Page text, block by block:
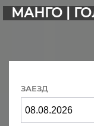
МАНГО |
ЗАЕЗД